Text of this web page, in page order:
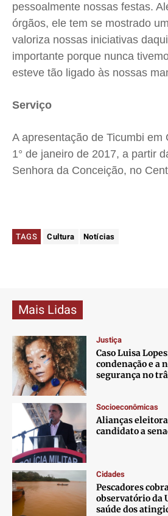
pessoalmente nossas festas.
órgãos, ele tem se mostrado
valoriza nossas iniciativas
importante porque nunca
esteve tão ligado às nossas
Serviço
A apresentação de Ticumbi
1° de janeiro de 2017, a partir
Senhora da Conceição, no
TAGS Cultura Notícias
Mais Lidas
Justiça
Caso Luisa
condenação e a
segurança no
Socioeconômicas
Alianças
candidato a
Cidades
Pescadores
observatório da
saúde dos